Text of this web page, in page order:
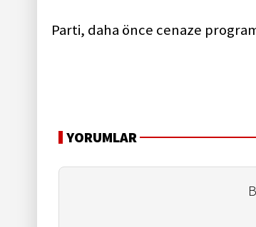
Parti, daha önce cenaze
YORUMLAR